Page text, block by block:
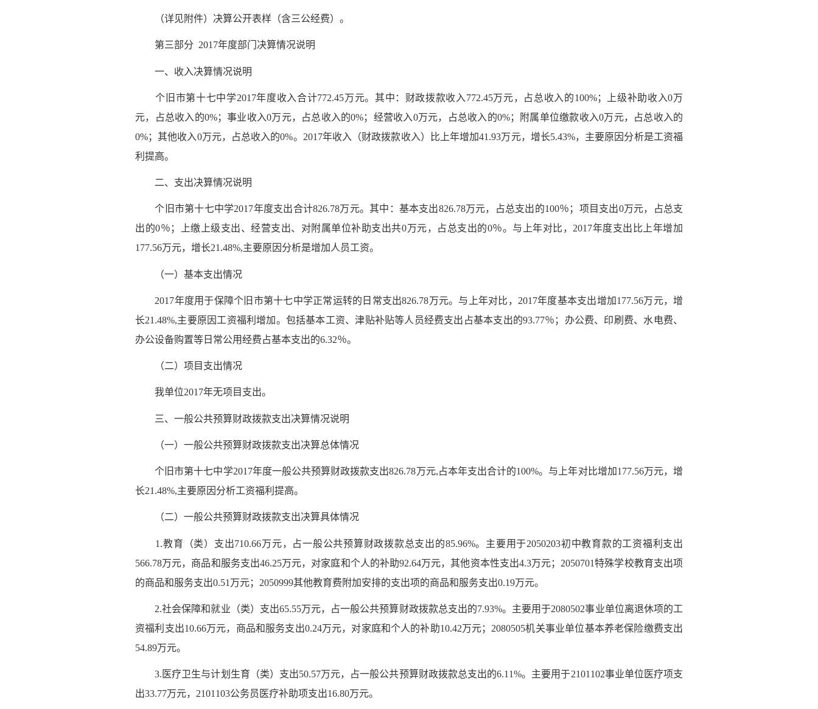
（详见附件）决算公开表样（含三公经费）。
第三部分 2017年度部门决算情况说明
一、收入决算情况说明
个旧市第十七中学2017年度收入合计772.45万元。其中：财政拨款收入772.45万元，占总收入的100%；上级补助收入0万
元，占总收入的0%；事业收入0万元，占总收入的0%；经营收入0万元，占总收入的0%；附属单位缴款收入0万元，占总收入的
0%；其他收入0万元，占总收入的0%。2017年收入（财政拨款收入）比上年增加41.93万元，增长5.43%，主要原因分析是工资福
利提高。
二、支出决算情况说明
个旧市第十七中学2017年度支出合计826.78万元。其中：基本支出826.78万元，占总支出的100％；项目支出0万元，占总支
出的0％；上缴上级支出、经营支出、对附属单位补助支出共0万元，占总支出的0％。与上年对比，2017年度支出比上年增加
177.56万元，增长21.48%,主要原因分析是增加人员工资。
（一）基本支出情况
2017年度用于保障个旧市第十七中学正常运转的日常支出826.78万元。与上年对比，2017年度基本支出增加177.56万元，增
长21.48%,主要原因工资福利增加。包括基本工资、津贴补贴等人员经费支出占基本支出的93.77％；办公费、印刷费、水电费、
办公设备购置等日常公用经费占基本支出的6.32％。
（二）项目支出情况
我单位2017年无项目支出。
三、一般公共预算财政拨款支出决算情况说明
（一）一般公共预算财政拨款支出决算总体情况
个旧市第十七中学2017年度一般公共预算财政拨款支出826.78万元,占本年支出合计的100%。与上年对比增加177.56万元，增
长21.48%,主要原因分析工资福利提高。
（二）一般公共预算财政拨款支出决算具体情况
1.教育（类）支出710.66万元，占一般公共预算财政拨款总支出的85.96%。主要用于2050203初中教育款的工资福利支出
566.78万元，商品和服务支出46.25万元，对家庭和个人的补助92.64万元，其他资本性支出4.3万元；2050701特殊学校教育支出项
的商品和服务支出0.51万元；2050999其他教育费附加安排的支出项的商品和服务支出0.19万元。
2.社会保障和就业（类）支出65.55万元，占一般公共预算财政拨款总支出的7.93%。主要用于2080502事业单位离退休项的工
资福利支出10.66万元，商品和服务支出0.24万元，对家庭和个人的补助10.42万元；2080505机关事业单位基本养老保险缴费支出
54.89万元。
3.医疗卫生与计划生育（类）支出50.57万元，占一般公共预算财政拨款总支出的6.11%。主要用于2101102事业单位医疗项支
出33.77万元，2101103公务员医疗补助项支出16.80万元。